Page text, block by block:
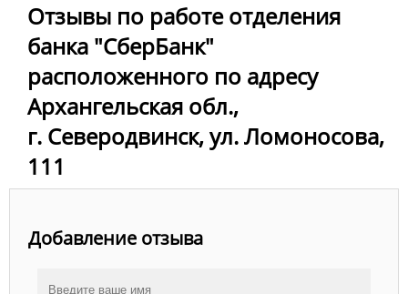
Отзывы по работе отделения
банка "СберБанк"
расположенного по адресу
Архангельская обл.,
г. Северодвинск, ул. Ломоносова,
111
Добавление отзыва